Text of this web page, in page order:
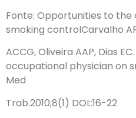
Fonte: Opportunities to
smoking controlCarvalho
ACCG, Oliveira AAP, Dias
occupational physician on
Med
Trab.2010;8(1) DOI::16-22